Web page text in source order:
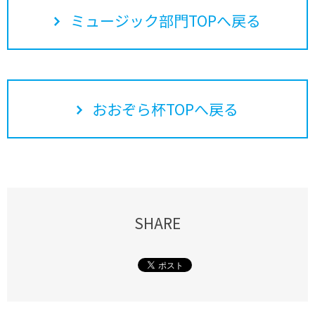
ミュージック部門TOPへ戻る
おおぞら杯TOPへ戻る
SHARE